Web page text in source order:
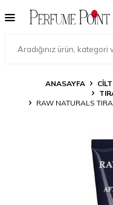
ANASAYFA
RAW NATURALS